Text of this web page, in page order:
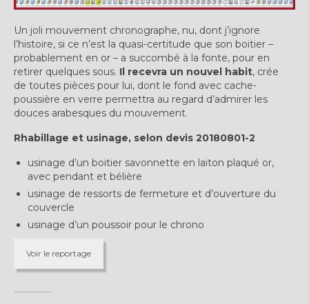
Expositions
Témoignages
A Propos
Un joli mouvement chronographe, nu, dont j’ignore
l’histoire, si ce n’est la quasi-certitude que son boitier –
probablement en or – a succombé à la fonte, pour en
retirer quelques sous. Il recevra un nouvel habit, crée
de toutes pièces pour lui, dont le fond avec cache-
poussière en verre permettra au regard d’admirer les
douces arabesques du mouvement.
Rhabillage et usinage, selon devis 20180801-2
usinage d’un boitier savonnette en laiton plaqué or,
avec pendant et bélière
usinage de ressorts de fermeture et d’ouverture du
couvercle
usinage d’un poussoir pour le chrono
Voir le reportage